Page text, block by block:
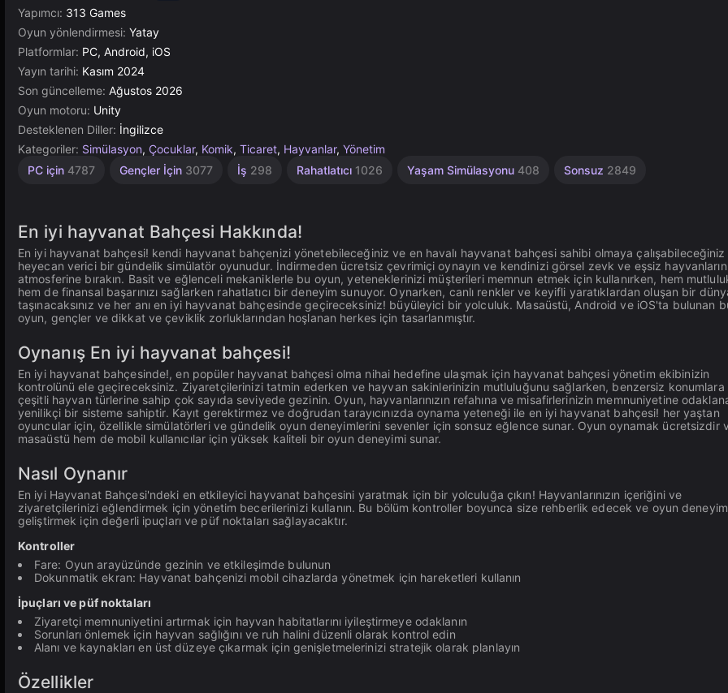
Yapımcı: 313 Games
Oyun yönlendirmesi: Yatay
Platformlar: PC, Android, iOS
Yayın tarihi: Kasım 2024
Son güncelleme: Ağustos 2026
Oyun motoru: Unity
Desteklenen Diller: İngilizce
Kategoriler: Simülasyon, Çocuklar, Komik, Ticaret, Hayvanlar, Yönetim
PC için 4787 Gençler İçin 3077 İş 298 Rahatlatıcı 1026 Yaşam Simülasyonu 408 Sonsuz 2849
Sevimli
Çeviklik
Masaüstü
1
Artımlı
Bina
Yüksek
Tarayıcı
Unity
En iyi hayvanat Bahçesi Hakkında!
En iyi hayvanat bahçesi! kendi hayvanat bahçenizi yönetebileceğiniz ve en havalı hayvanat bahçesi sahibi olmaya çalışabileceğiniz
heyecan verici bir gündelik simülatör oyunudur. İndirmeden ücretsiz çevrimiçi oynayın ve kendinizi görsel zevk ve eşsiz hayvanların
atmosferine bırakın. Basit ve eğlenceli mekaniklerle bu oyun, yeteneklerinizi müşterileri memnun etmek için kullanırken, hem
hem de finansal başarınızı sağlarken rahatlatıcı bir deneyim sunuyor. Oynarken, canlı renkler ve keyifli yaratıklardan oluşan bir
taşınacaksınız ve her anı en iyi hayvanat bahçesinde geçireceksiniz! büyüleyici bir yolculuk. Masaüstü, Android ve iOS'ta bulunan
oyun, gençler ve dikkat ve çeviklik zorluklarından hoşlanan herkes için tasarlanmıştır.
Oynanış En iyi hayvanat bahçesi!
En iyi hayvanat bahçesinde!, en popüler hayvanat bahçesi olma nihai hedefine ulaşmak için hayvanat bahçesi yönetim ekibinizin
kontrolünü ele geçireceksiniz. Ziyaretçilerinizi tatmin ederken ve hayvan sakinlerinizin mutluluğunu sağlarken, benzersiz konumlara
çeşitli hayvan türlerine sahip çok sayıda seviyede gezinin. Oyun, hayvanlarınızın refahına ve misafirlerinizin memnuniyetine
yenilikçi bir sisteme sahiptir. Kayıt gerektirmez ve doğrudan tarayıcınızda oynama yeteneği ile en iyi hayvanat bahçesi! her yaştan
oyuncular için, özellikle simülatörleri ve gündelik oyun deneyimlerini sevenler için sonsuz eğlence sunar. Oyun oynamak ücretsizdir
masaüstü hem de mobil kullanıcılar için yüksek kaliteli bir oyun deneyimi sunar.
Nasıl Oynanır
En iyi Hayvanat Bahçesi'ndeki en etkileyici hayvanat bahçesini yaratmak için bir yolculuğa çıkın! Hayvanlarınızın içeriğini ve
ziyaretçilerinizi eğlendirmek için yönetim becerilerinizi kullanın. Bu bölüm kontroller boyunca size rehberlik edecek ve oyun
geliştirmek için değerli ipuçları ve püf noktaları sağlayacaktır.
Kontroller
Fare: Oyun arayüzünde gezinin ve etkileşimde bulunun
Dokunmatik ekran: Hayvanat bahçenizi mobil cihazlarda yönetmek için hareketleri kullanın
İpuçları ve püf noktaları
Ziyaretçi memnuniyetini artırmak için hayvan habitatlarını iyileştirmeye odaklanın
Sorunları önlemek için hayvan sağlığını ve ruh halini düzenli olarak kontrol edin
Alanı ve kaynakları en üst düzeye çıkarmak için genişletmelerinizi stratejik olarak planlayın
Özellikler